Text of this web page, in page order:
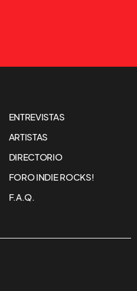
ENTREVISTAS
ARTISTAS
DIRECTORIO
FORO INDIE ROCKS!
F.A.Q.